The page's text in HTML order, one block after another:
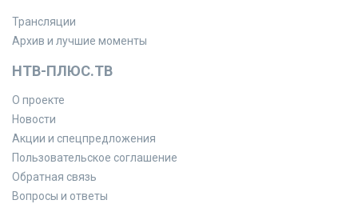
Трансляции
Архив и лучшие моменты
НТВ-ПЛЮС.ТВ
О проекте
Новости
Акции и спецпредложения
Пользовательское соглашение
Обратная связь
Вопросы и ответы